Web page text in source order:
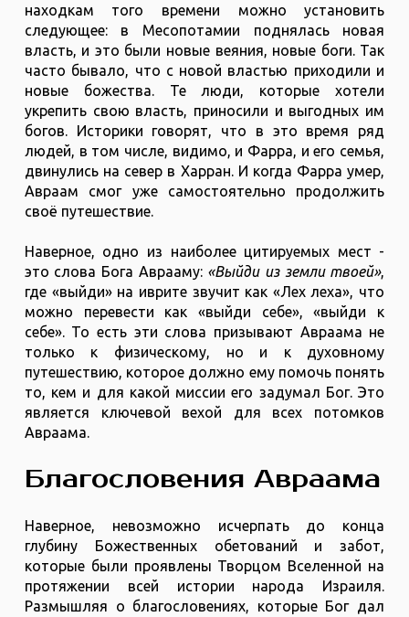
находкам того времени можно установить
следующее: в Месопотамии поднялась новая
власть, и это были новые веяния, новые боги. Так
часто бывало, что с новой властью приходили и
новые божества. Те люди, которые хотели
укрепить свою власть, приносили и выгодных им
богов. Историки говорят, что в это время ряд
людей, в том числе, видимо, и Фарра, и его семья,
двинулись на север в Харран. И когда Фарра умер,
Авраам смог уже самостоятельно продолжить
своё путешествие.
Наверное, одно из наиболее цитируемых мест -
это слова Бога Аврааму: «Выйди из земли твоей»,
где «выйди» на иврите звучит как «Лех леха», что
можно перевести как «выйди себе», «выйди к
себе». То есть эти слова призывают Авраама не
только к физическому, но и к духовному
путешествию, которое должно ему помочь понять
то, кем и для какой миссии его задумал Бог. Это
является ключевой вехой для всех потомков
Авраама.
Благословения Авраама
Наверное, невозможно исчерпать до конца
глубину Божественных обетований и забот,
которые были проявлены Творцом Вселенной на
протяжении всей истории народа Израиля.
Размышляя о благословениях, которые Бог дал